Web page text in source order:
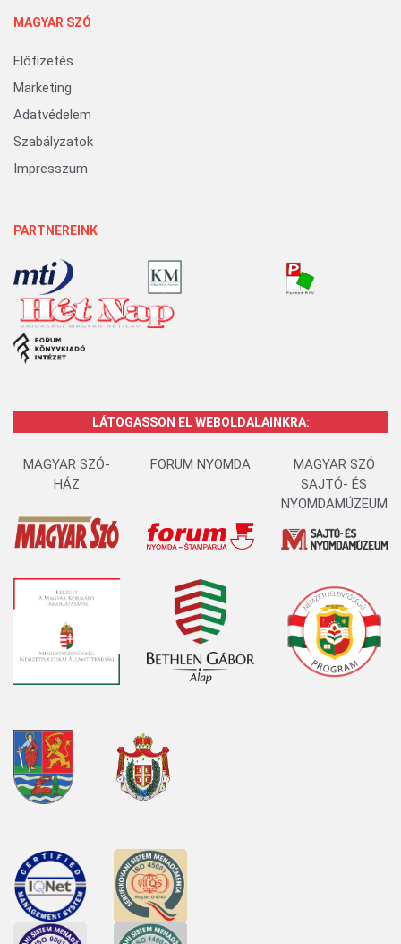
MAGYAR SZÓ
Előfizetés
Marketing
Adatvédelem
Szabályzatok
Impresszum
PARTNEREINK
LÁTOGASSON EL WEBOLDALAINKRA:
MAGYAR SZÓ-
HÁZ
FORUM NYOMDA
MAGYAR SZÓ
SAJTÓ- ÉS
NYOMDAMÚZEUM